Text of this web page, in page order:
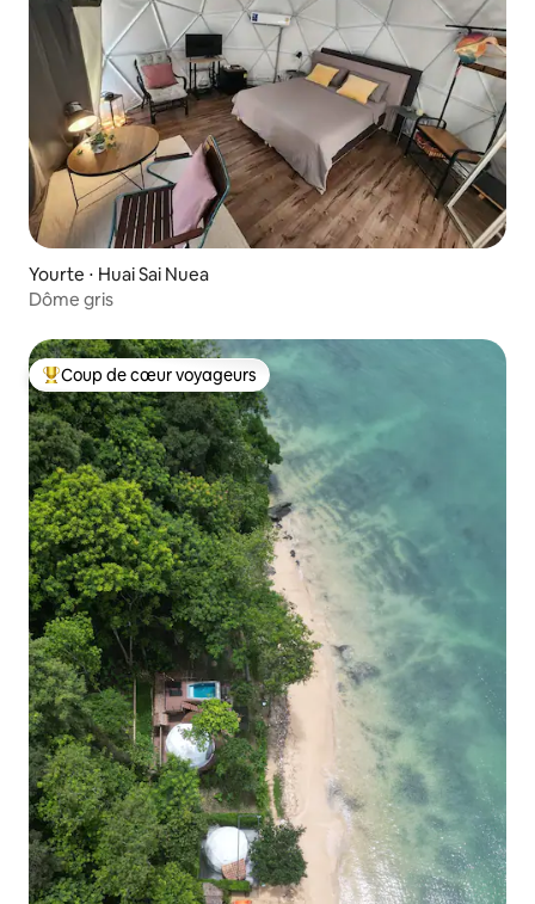
Yourte ⋅ Huai Sai Nuea
Dôme gris
Coups de cœur voyageurs les plus appréciés
Coup de cœur voyageurs